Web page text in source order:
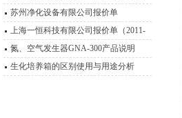
苏州净化设备有限公司报价单
上海一恒科技有限公司报价单（2011-
2012）
氮、空气发生器GNA-300产品说明
生化培养箱的区别使用与用途分析